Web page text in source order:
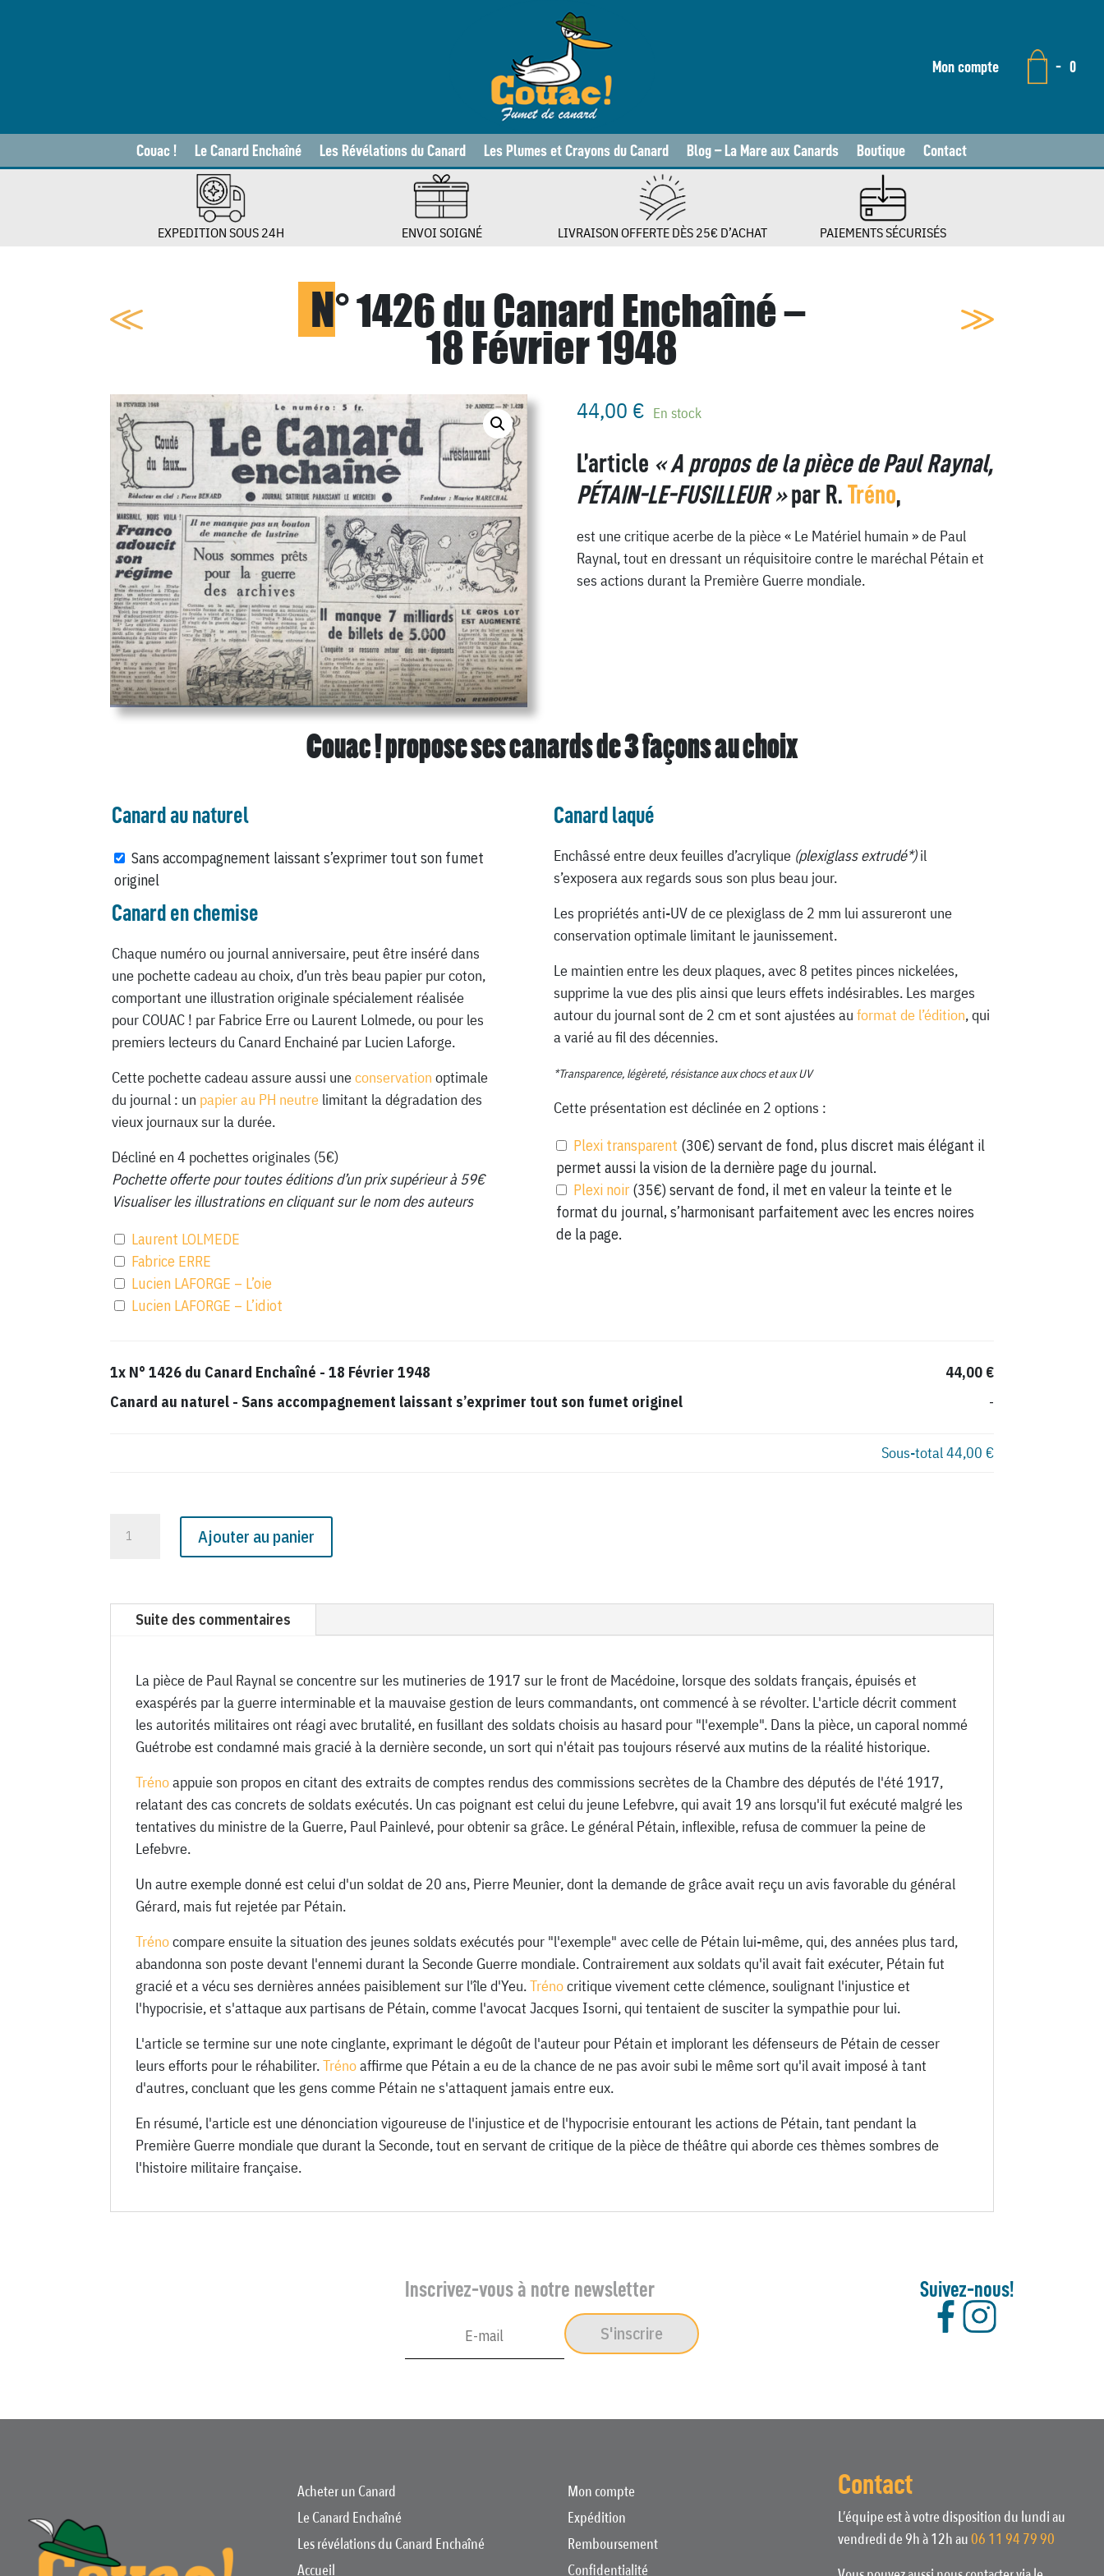
Mon compte - 0
Couac ! Le Canard Enchaîné Les Révélations du Canard Les Plumes et Crayons du Canard Blog – La Mare aux Canards Boutique Contact
EXPEDITION SOUS 24H ENVOI SOIGNÉ LIVRAISON OFFERTE DÈS 25€ D’ACHAT PAIEMENTS SÉCURISÉS
N° 1426 du Canard Enchaîné –
18 Février 1948
44,00 € En stock
L’article « A propos de la pièce de Paul Raynal,
PÉTAIN-LE-FUSILLEUR »par R. Tréno,
est une critique acerbe de la pièce « Le Matériel humain » de Paul
Raynal, tout en dressant un réquisitoire contre le maréchal Pétain et
ses actions durant la Première Guerre mondiale.
Couac ! propose ses canards de3 façons au choix
Canard au naturel
Sans accompagnement laissant s’exprimer tout son fumet
originel
Canard en chemise
Chaque numéro ou journal anniversaire, peut être inséré dans
une pochette cadeau au choix, d’un très beau papier pur coton,
comportant une illustration originale spécialement réalisée
pour COUAC ! par Fabrice Erre ou Laurent Lolmede, ou pour les
premiers lecteurs du Canard Enchainé par Lucien Laforge.
Cette pochette cadeau assure aussi uneconservation optimale
du journal : un papier au PH neutre limitant la dégradation des
vieux journaux sur la durée.
Décliné en 4 pochettes originales (5€)
Pochette offerte pour toutes éditions d’un prix supérieur à 59€
Visualiser les illustrations en cliquant sur le nom des auteurs
Laurent LOLMEDE
Fabrice ERRE
Lucien LAFORGE – L’oie
Lucien LAFORGE – L’idiot
Canard laqué
Enchâssé entre deux feuilles d’acrylique (plexiglass extrudé*)il
s’exposera aux regards sous son plus beau jour.
Les propriétés anti-UV de ce plexiglass de 2 mm lui assureront une
conservation optimale limitant le jaunissement.
Le maintien entre les deux plaques, avec 8 petites pinces nickelées,
supprime la vue des plis ainsi que leurs effets indésirables. Les marges
autour du journal sont de 2 cm et sont ajustées au format de l’édition, qui
a varié au fil des décennies.
*Transparence, légèreté, résistance aux chocs et aux UV
Cette présentation est déclinée en 2 options :
Plexi transparent (30€) servant de fond, plus discret mais élégant il
permet aussi la vision de la dernière page du journal.
Plexi noir (35€) servant de fond, il met en valeur la teinte et le
format du journal, s’harmonisant parfaitement avec les encres noires
de la page.
1x N° 1426 du Canard Enchaîné - 18 Février 1948
44,00 €
Canard au naturel -Sans accompagnement laissant s’exprimer tout son fumet originel -
Sous-total44,00 €
Février
1948
Ajouter au panier
Suite des commentaires
La pièce de Paul Raynal se concentre sur les mutineries de 1917 sur le front de Macédoine, lorsque des soldats français, épuisés et
exaspérés par la guerre interminable et la mauvaise gestion de leurs commandants, ont commencé à se révolter. L'article décrit comment
les autorités militaires ont réagi avec brutalité, en fusillant des soldats choisis au hasard pour "l'exemple". Dans la pièce, un caporal nommé
Guétrobe est condamné mais gracié à la dernière seconde, un sort qui n'était pas toujours réservé aux mutins de la réalité historique.
Trénoappuie son propos en citant des extraits de comptes rendus des commissions secrètes de la Chambre des députés de l'été 1917,
relatant des cas concrets de soldats exécutés. Un cas poignant est celui du jeune Lefebvre, qui avait 19 ans lorsqu'il fut exécuté malgré les
tentatives du ministre de la Guerre, Paul Painlevé, pour obtenir sa grâce. Le général Pétain, inflexible, refusa de commuer la peine de
Lefebvre.
Un autre exemple donné est celui d'un soldat de 20 ans, Pierre Meunier, dont la demande de grâce avait reçu un avis favorable du général
Gérard, mais fut rejetée par Pétain.
Trénocompare ensuite la situation des jeunes soldats exécutés pour "l'exemple" avec celle de Pétain lui-même, qui, des années plus tard,
abandonna son poste devant l'ennemi durant la Seconde Guerre mondiale. Contrairement aux soldats qu'il avait fait exécuter, Pétain fut
gracié et a vécu ses dernières années paisiblement sur l'île d'Yeu.Trénocritique vivement cette clémence, soulignant l'injustice et
l'hypocrisie, et s'attaque aux partisans de Pétain, comme l'avocat Jacques Isorni, qui tentaient de susciter la sympathie pour lui.
L'article se termine sur une note cinglante, exprimant le dégoût de l'auteur pour Pétain et implorant les défenseurs de Pétain de cesser
leurs efforts pour le réhabiliter.Trénoaffirme que Pétain a eu de la chance de ne pas avoir subi le même sort qu'il avait imposé à tant
d'autres, concluant que les gens comme Pétain ne s'attaquent jamais entre eux.
En résumé, l'article est une dénonciation vigoureuse de l'injustice et de l'hypocrisie entourant les actions de Pétain, tant pendant la
Première Guerre mondiale que durant la Seconde, tout en servant de critique de la pièce de théâtre qui aborde ces thèmes sombres de
l'histoire militaire française.
Inscrivez-vous à notre newsletter
S'inscrire
Suivez-nous!
Acheter un Canard
Le Canard Enchaîné
Les révélations du Canard Enchaîné
Accueil
Mon compte
Expédition
Remboursement
Confidentialité
Contact
L’équipe est à votre disposition du lundi au
vendredi de 9h à 12h au06 11 94 79 90